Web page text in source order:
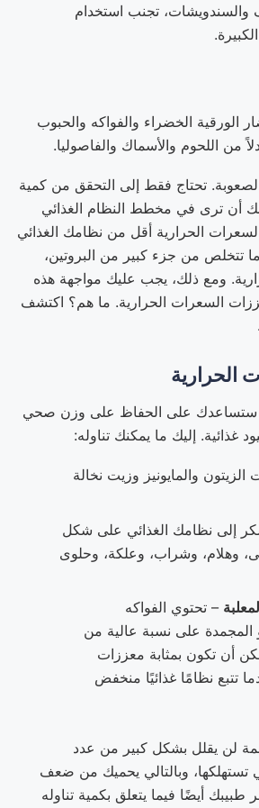
والسندويشات، تجنب استخدام
الورقية الخضراء والفواكه والحبوب
من اللحوم والأسماك والفاصوليا.
تحتاج فقط إلى التحقق من كمية
أن ترى في مخطط النظام الغذائي
الحرارية أقل من نظامك الغذائي
تتخلص من جزء كبير من البروتين،
ومع ذلك، يجب عليك مواجهة هذه
السعرات الحرارية. ما هم؟ اكتشف
الحرارية
ستساعدك على الحفاظ على وزن صحي
غذائية. إليك ما يمكنك تناوله:
الزيتون والمايونيز وزيت نخالة
إلى نظامك الغذائي على شكل
وهلام، وشراب، وعلكة، وحلوى
– تحتوي الفواكه
المجمدة على نسبة عالية من
أن تكون بمثابة معززات
تتبع نظامًا غذائيًا منخفض
لن يقلل بشكل كبير من عدد
تستهلكها، وبالتالي يحميك من ضعف
طبيبك أيضًا فيما يتعلق بكمية تناوله